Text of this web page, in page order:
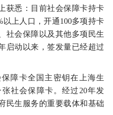
获悉：目前社会保障卡持卡
以上人口，开通100多项持卡
社会保障以及其他多项民生
启动以来，签发量已经超过
障卡全国主密钥在上海生
社会保障卡。经过20年发
民生服务的重要载体和基础